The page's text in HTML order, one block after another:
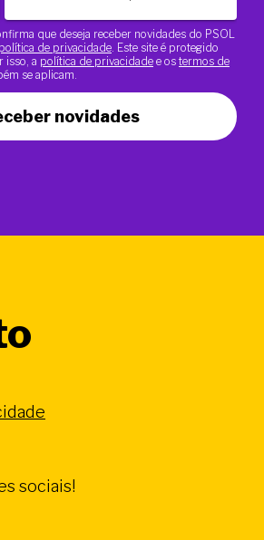
que deseja receber novidades do PSOL
política de privacidade . Este site é protegido
isso, a política de privacidade e os termos de
se aplicam.
novidades
sociais!